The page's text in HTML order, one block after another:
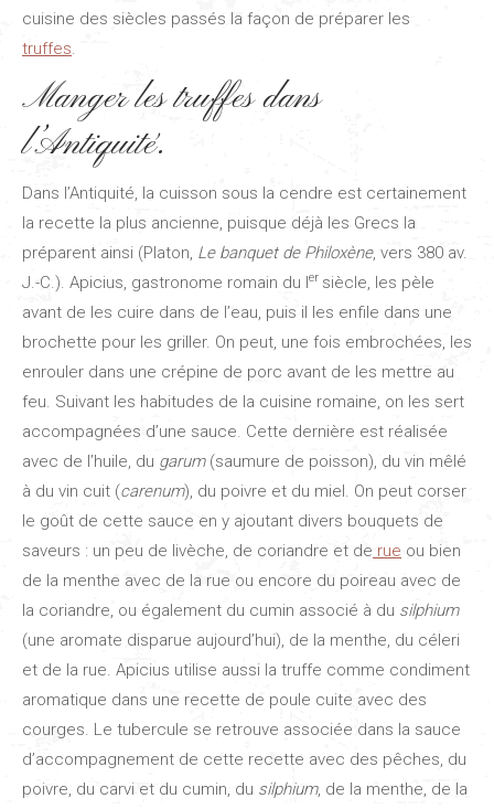
cuisine des siècles passés la façon de préparer les
truffes.
Manger les truffes dans
l’Antiquité.
Dans l’Antiquité, la cuisson sous la cendre est certainement
la recette la plus ancienne, puisque déjà les Grecs la
préparent ainsi (Platon, Le banquet de Philoxène, vers 380 av.
J.-C.). Apicius, gastronome romain du Ier siècle, les pèle
avant de les cuire dans de l’eau, puis il les enfile dans une
brochette pour les griller. On peut, une fois embrochées, les
enrouler dans une crépine de porc avant de les mettre au
feu. Suivant les habitudes de la cuisine romaine, on les sert
accompagnées d’une sauce. Cette dernière est réalisée
avec de l’huile, du garum(saumure de poisson), du vin mêlé
à du vin cuit (carenum), du poivre et du miel. On peut corser
le goût de cette sauce en y ajoutant divers bouquets de
saveurs : un peu de livèche, de coriandre et de rue ou bien
de la menthe avec de la rue ou encore du poireau avec de
la coriandre, ou également du cumin associé à du silphium
(une aromate disparue aujourd’hui), de la menthe, du céleri
et de la rue. Apicius utilise aussi la truffe comme condiment
aromatique dans une recette de poule cuite avec des
courges. Le tubercule se retrouve associée dans la sauce
d’accompagnement de cette recette avec des pêches, du
poivre, du carvi et du cumin, du silphium, de la menthe, de la